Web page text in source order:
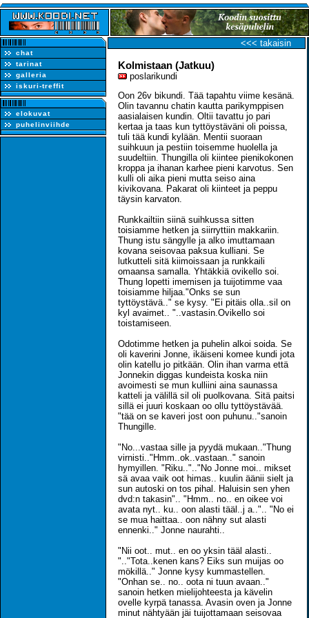
chat
tarinat
galleria
iskuri-treffit
elokuvat
puhelinviihde
<<< takaisin
Kolmistaan (Jatkuu)
poslarikundi
Oon 26v bikundi. Tää tapahtu viime kesänä.
Olin tavannu chatin kautta parikymppisen
aasialaisen kundin. Oltii tavattu jo pari
kertaa ja taas kun tyttöystäväni oli poissa,
tuli tää kundi kylään. Mentii suoraan
suihkuun ja pestiin toisemme huolella ja
suudeltiin. Thungilla oli kiintee pienikokonen
kroppa ja ihanan karhee pieni karvotus. Sen
kulli oli aika pieni mutta seiso aina
kivikovana. Pakarat oli kiinteet ja peppu
täysin karvaton.
Runkkailtiin siinä suihkussa sitten
toisiamme hetken ja siirryttiin makkariin.
Thung istu sängylle ja alko imuttamaan
kovana seisovaa paksua kulliani. Se
lutkutteli sitä kiimoissaan ja runkkaili
omaansa samalla. Yhtäkkiä ovikello soi.
Thung lopetti imemisen ja tuijotimme vaa
toisiamme hiljaa."Onks se sun
tyttöystävä.." se kysy. "Ei pitäis olla..sil on
kyl avaimet.. "..vastasin.Ovikello soi
toistamiseen.
Odotimme hetken ja puhelin alkoi soida. Se
oli kaverini Jonne, ikäiseni komee kundi jota
olin katellu jo pitkään. Olin ihan varma että
Jonnekin diggas kundeista koska niin
avoimesti se mun kulliini aina saunassa
katteli ja välillä sil oli puolkovana. Sitä paitsi
sillä ei juuri koskaan oo ollu tyttöystävää.
"tää on se kaveri jost oon puhunu.."sanoin
Thungille.
"No...vastaa sille ja pyydä mukaan.."Thung
virnisti.."Hmm..ok..vastaan.." sanoin
hymyillen. "Riku..".."No Jonne moi.. mikset
sä avaa vaik oot himas.. kuulin äänii sielt ja
sun autoski on tos pihal. Haluisin sen yhen
dvd:n takasin".. "Hmm.. no.. en oikee voi
avata nyt.. ku.. oon alasti tääl..j a..".. "No ei
se mua haittaa.. oon nähny sut alasti
ennenki.." Jonne naurahti..
"Nii oot.. mut.. en oo yksin tääl alasti..
".."Tota..kenen kans? Eiks sun muijas oo
mökillä.." Jonne kysy kummastellen.
"Onhan se.. no.. oota ni tuun avaan.."
sanoin hetken mielijohteesta ja kävelin
ovelle kyrpä tanassa. Avasin oven ja Jonne
minut nähtyään jäi tuijottamaan seisovaa